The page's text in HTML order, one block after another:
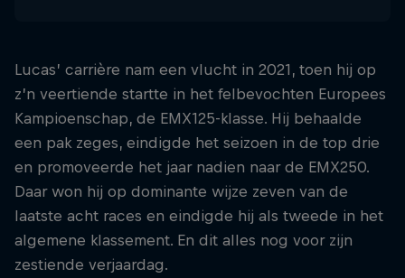
Lucas’ carrière nam een vlucht in 2021, toen hij op
z’n veertiende startte in het felbevochten Europees
Kampioenschap, de EMX125-klasse. Hij behaalde
een pak zeges, eindigde het seizoen in de top drie
en promoveerde het jaar nadien naar de EMX250.
Daar won hij op dominante wijze zeven van de
laatste acht races en eindigde hij als tweede in het
algemene klassement. En dit alles nog voor zijn
zestiende verjaardag.